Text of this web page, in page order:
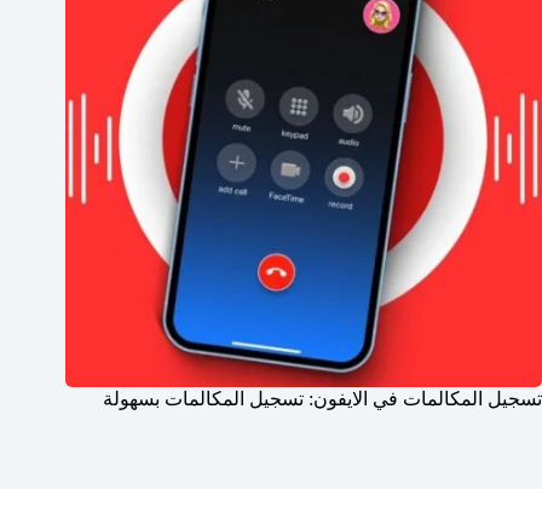
تسجيل المكالمات في الايفون: تسجيل المكالمات بسهولة